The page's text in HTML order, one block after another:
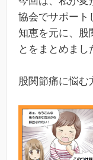
協会でサポート
知恵を元に、股
とをまとめまし
股関節痛に悩む